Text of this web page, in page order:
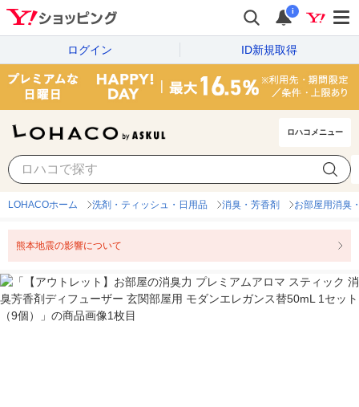
i
ログイン ID新規取得
ロハコメニュー
LOHACOホーム 洗剤・ティッシュ・日用品 消臭・芳香剤 お部屋用消臭
熊本地震の影響について